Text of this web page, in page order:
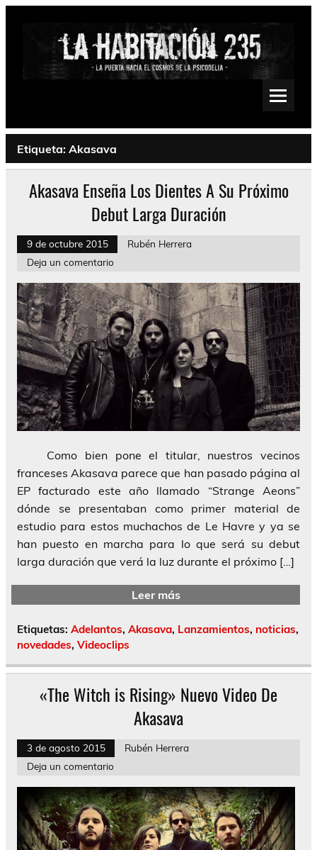
Saltar
Psychedelic, Stoner, Doom, Sludge, Fuzz, Space, Drone
Etiqueta: Akasava
Akasava Enseña Los Dientes A Su Próximo
Debut Larga Duración
9 de octubre 2015
Rubén Herrera
Deja un comentario
Como bien pone el titular, nuestros vecinos
franceses Akasava parece que han pasado página al
EP facturado este año llamado “Strange Aeons”
dónde se presentaban como primer material de
estudio para estos muchachos de Le Havre y ya se
han puesto en marcha para lo que será su debut
larga duración que verá la luz durante el próximo […]
Leer más
Etiquetas: Adelantos, Akasava, Lanzamientos, noticias,
novedades, Videoclips
«The Witch is Rising» Nuevo Video De
Akasava
3 de agosto 2015
Rubén Herrera
Deja un comentario